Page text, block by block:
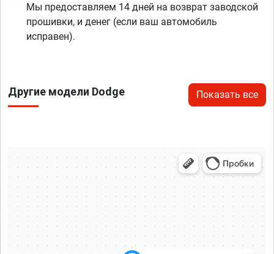
Мы предоставляем 14 дней на возврат заводской
прошивки, и денег (если ваш автомобиль
исправен).
Другие модели Dodge Показать все